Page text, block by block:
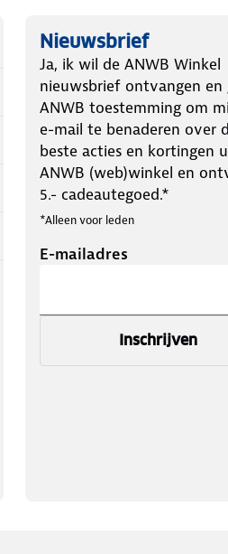
Nieuwsbrief
Ja, ik wil de ANWB Winkel
nieuwsbrief ontvangen en
ANWB toestemming om
e-mail te benaderen over
beste acties en kortingen
ANWB (web)winkel en
5.- cadeautegoed.*
*Alleen voor leden
E-mailadres
Inschrijven